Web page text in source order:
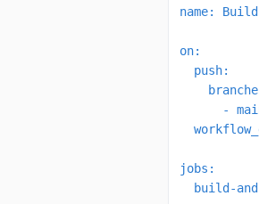
name:
on:
  push:
-
jobs:
build-